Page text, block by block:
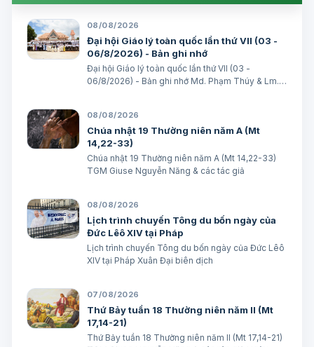
08/08/2026
Đại hội Giáo lý toàn quốc lần thứ VII (03 -
06/8/2026) - Bản ghi nhớ
Đại hội Giáo lý toàn quốc lần thứ VII (03 -
06/8/2026) - Bản ghi nhớ Md. Phạm Thúy & Lm.
08/08/2026
Chúa nhật 19 Thường niên năm A (Mt
14,22-33)
Chúa nhật 19 Thường niên năm A (Mt 14,22-33)
TGM Giuse Nguyễn Năng & các tác giả
08/08/2026
Lịch trình chuyến Tông du bốn ngày của
Đức Lêô XIV tại Pháp
Lịch trình chuyến Tông du bốn ngày của Đức Lêô
XIV tại Pháp Xuân Đại biên dịch
07/08/2026
Thứ Bảy tuần 18 Thường niên năm II (Mt
17,14-21)
Thứ Bảy tuần 18 Thường niên năm II (Mt 17,14-21)